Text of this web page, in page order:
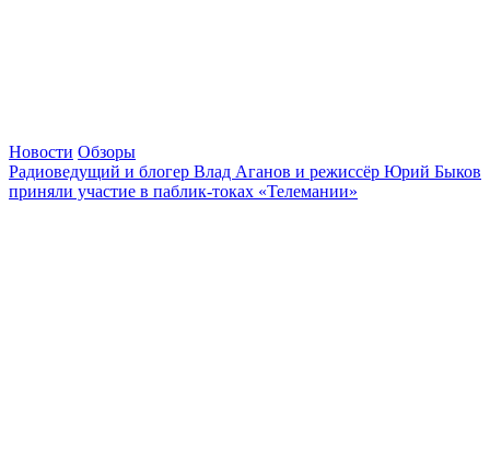
Новости Обзоры
Радиоведущий и блогер Влад Аганов и режиссёр Юрий Быков
приняли участие в паблик-токах «Телемании»